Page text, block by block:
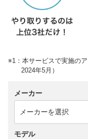
※1：本サービスで実施の
2024年5月）
メーカー
モデル